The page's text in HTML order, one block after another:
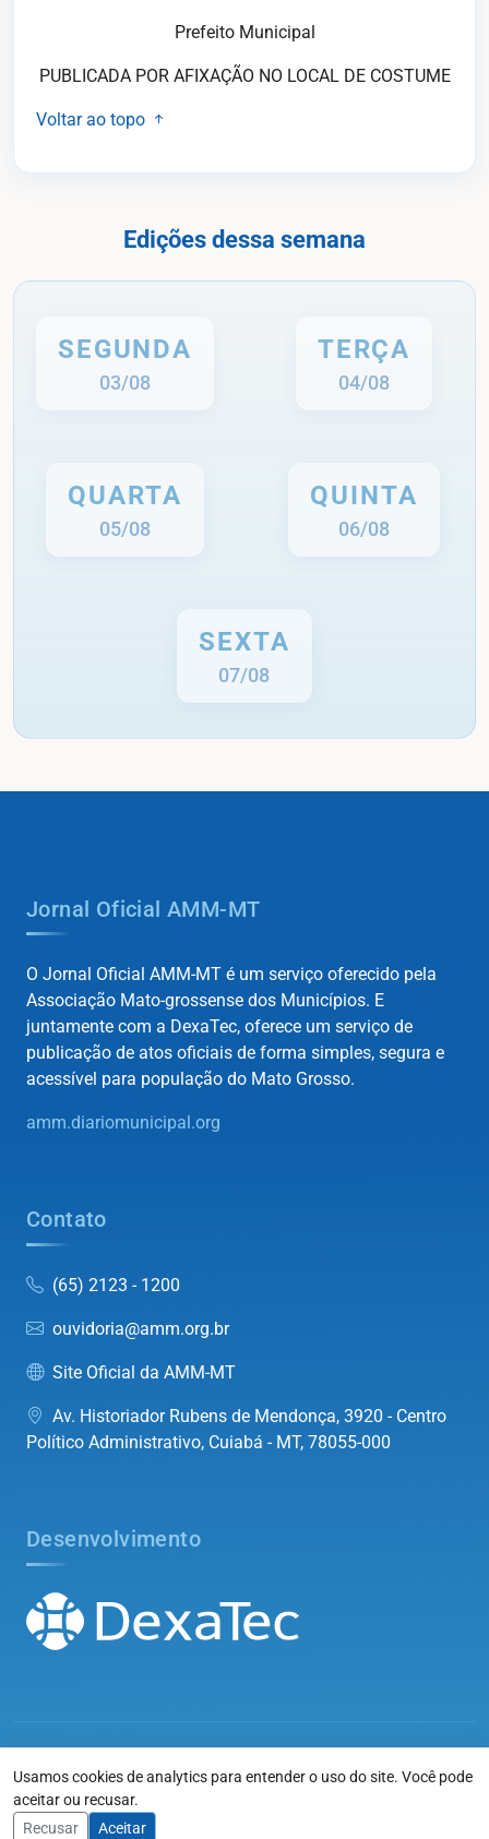
Prefeito Municipal
PUBLICADA POR AFIXAÇÃO NO LOCAL DE COSTUME
Voltar ao topo
Edições dessa semana
SEGUNDA
03/08
TERÇA
04/08
QUARTA
05/08
QUINTA
06/08
SEXTA
07/08
Jornal Oficial AMM-MT
O Jornal Oficial AMM-MT é um serviço oferecido pela
Associação Mato-grossense dos Municípios. E
juntamente com a DexaTec, oferece um serviço de
publicação de atos oficiais de forma simples, segura e
acessível para população do Mato Grosso.
amm.diariomunicipal.org
Contato
(65) 2123 - 1200
ouvidoria@amm.org.br
Site Oficial da AMM-MT
Av. Historiador Rubens de Mendonça, 3920 - Centro
Político Administrativo, Cuiabá - MT, 78055-000
Desenvolvimento
direitos reservados.
Usamos cookies de analytics para entender o uso do site. Você pode
aceitar ou recusar.
Recusar
Aceitar